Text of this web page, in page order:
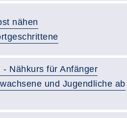
nähen
Nähkurs für Anfänger
und Jugendliche ab